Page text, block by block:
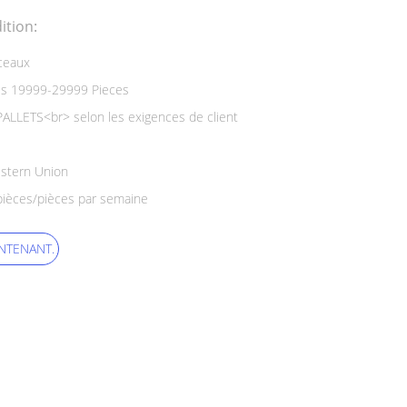
19999-29999 Pieces
selon les exigences de client
Union
pièces par semaine